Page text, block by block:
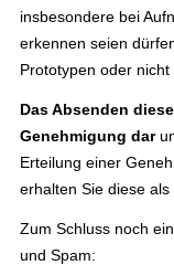
insbesondere bei
erkennen seien
Prototypen oder
Das Absenden
Genehmigung dar
Erteilung einer
erhalten Sie diese als
Zum Schluss noch
und Spam: